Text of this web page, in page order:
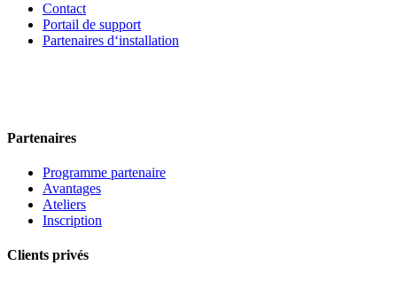
Contact
Portail de support
Partenaires d‘installation
Partenaires
Programme partenaire
Avantages
Ateliers
Inscription
Clients privés